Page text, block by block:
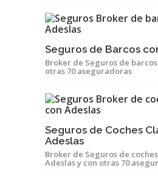
Seguros de Barcos
Broker de Seguros de
otras 70 aseguradoras
Seguros de Coches
Adeslas
Broker de Seguros de
Adeslas y con otras 70